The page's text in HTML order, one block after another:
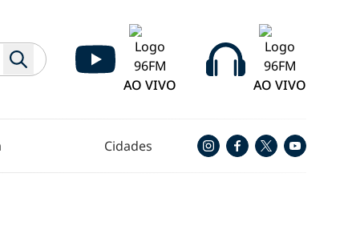
AO VIVO
AO VIVO
Cidades